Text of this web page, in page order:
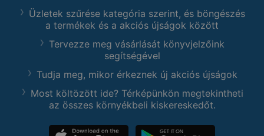
Üzletek szűrése kategória szerint, és böngészés
a termékek és a akciós újságok között
Tervezze meg vásárlását könyvjelzőink
segítségével
Tudja meg, mikor érkeznek új akciós újságok
Most költözött ide? Térképünkön megtekintheti
az összes környékbeli kiskereskedőt.